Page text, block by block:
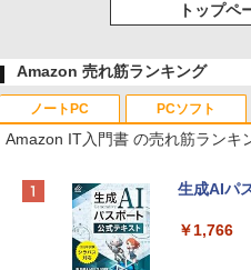
トップペ
Amazon 売れ筋ランキング
ノートPC
Apple
e
PCソフト
Robloxギ
インゲー
Amazon IT入門書 の売れ筋ランキ
生成AIパ
￥1,766